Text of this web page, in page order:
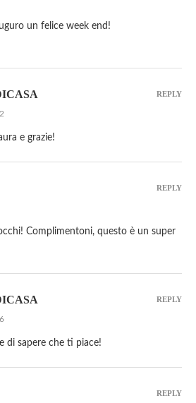
un felice week end!
e grazie!
REPLY
Complimentoni, questo è un super
REPLY
di sapere che ti piace!
REPLY
REPLY